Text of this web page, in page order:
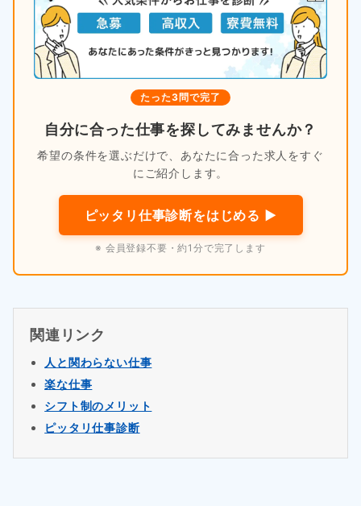
たった3問で完了
自分に合った仕事を探してみませんか？
希望の条件を選ぶだけで、あなたに合った求人をすぐ
にご紹介します。
ピッタリ仕事診断をはじめる ▶
※ 会員登録不要・約1分で完了します
関連リンク
人と関わらない仕事
楽な仕事
シフト制のメリット
ピッタリ仕事診断